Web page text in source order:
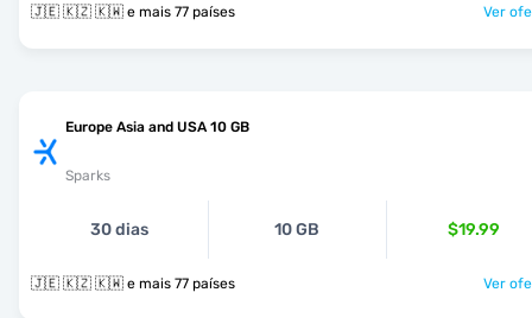
🇯🇪 🇰🇿 🇰🇼 e mais 77 países Ver
Europe Asia and USA 10 GB
Sparks
30 dias 10 GB $19.99
🇯🇪 🇰🇿 🇰🇼 e mais 77 países Ver